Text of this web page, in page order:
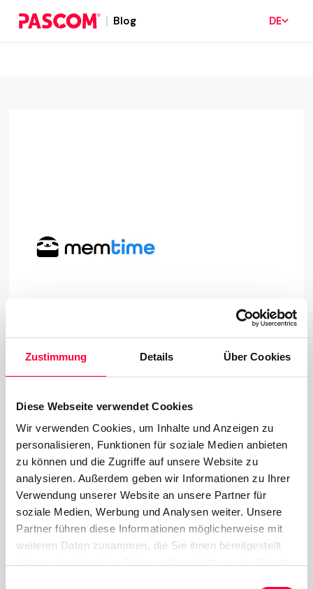
Zustimmung Details Über Cookies
Diese Webseite verwendet Cookies
Wir verwenden Cookies, um Inhalte und Anzeigen zu
personalisieren, Funktionen für soziale Medien anbieten
zu können und die Zugriffe auf unsere Website zu
analysieren. Außerdem geben wir Informationen zu Ihrer
Verwendung unserer Website an unsere Partner für
soziale Medien, Werbung und Analysen weiter. Unsere
Partner führen diese Informationen möglicherweise mit
weiteren Daten zusammen, die Sie ihnen bereitgestellt
Blog DE
memtime GmbH
Automatische Zeiterfassung mit
garantiertem Datenschutz
Memtime zeichnet deine Zeit in Programmen auf
und zeigt dir deinen Tag – damit du dich sofort an
jede Minute erinnern kannst. Wir bieten die einzige
automatische Zeiterfassung, die deine
Privatsphäre schützt, indem sie alle